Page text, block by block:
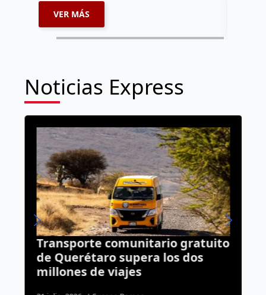
VER MÁS
Noticias Express
Transporte comunitario gratuito
de Querétaro supera los dos
millones de viajes